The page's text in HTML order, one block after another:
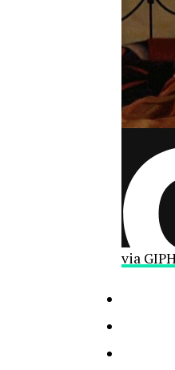
via